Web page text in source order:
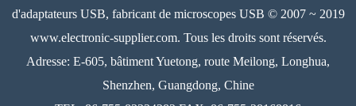
d'adaptateurs USB, fabricant de microscopes USB © 2007 ~ 2019
www.electronic-supplier.com. Tous les droits sont réservés.
Adresse: E-605, bâtiment Yuetong, route Meilong, Longhua,
Shenzhen, Guangdong, Chine